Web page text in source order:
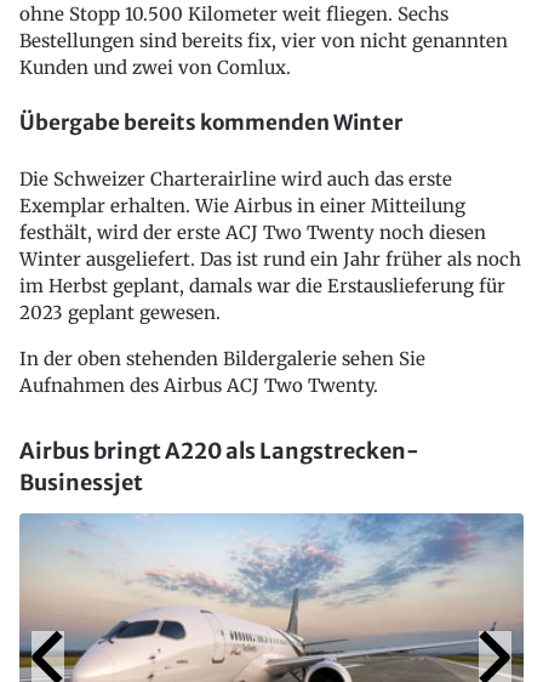
ohne Stopp 10.500 Kilometer weit fliegen. Sechs
Bestellungen sind bereits fix, vier von nicht genannten
Kunden und zwei von Comlux.
Übergabe bereits kommenden Winter
Die Schweizer Charterairline wird auch das erste
Exemplar erhalten. Wie Airbus in einer Mitteilung
festhält, wird der erste ACJ Two Twenty noch diesen
Winter ausgeliefert. Das ist rund ein Jahr früher als noch
im Herbst geplant, damals war die Erstauslieferung für
2023 geplant gewesen.
In der oben stehenden Bildergalerie sehen Sie
Aufnahmen des Airbus ACJ Two Twenty.
Airbus bringt A220 als Langstrecken-
Businessjet